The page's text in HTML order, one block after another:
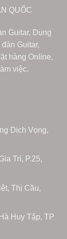
QUỐC
Guitar, Dụng
Guitar,
hàng Online,
việc.
Dịch Vọng,
Trí, P.25,
Thị Cầu,
Huy Tập, TP